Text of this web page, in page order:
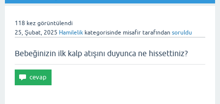
118 kez görüntülendi
25, Şubat, 2025 Hamilelik kategorisinde misafir tarafından soruldu
Bebeğinizin ilk kalp atışını duyunca ne hissettiniz?